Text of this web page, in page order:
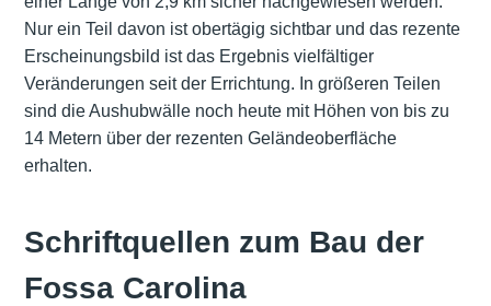
Nur ein Teil davon ist obertägig sichtbar und das rezente
Erscheinungsbild ist das Ergebnis vielfältiger
Veränderungen seit der Errichtung. In größeren Teilen
sind die Aushubwälle noch heute mit Höhen von bis zu
14 Metern über der rezenten Geländeoberfläche
erhalten.
Schriftquellen zum Bau der
Fossa Carolina